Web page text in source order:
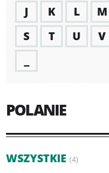
J
K L M
S
T U V
POLANIE
WSZYSTKIE (4)